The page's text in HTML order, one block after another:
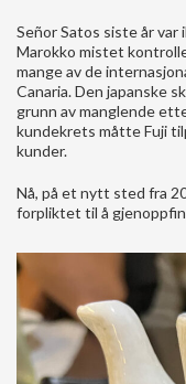
Señor Satos siste år var
Marokko mistet
mange av de
Canaria. Den japanske
grunn av manglende
kundekrets måtte Fuji
kunder.
Nå, på et nytt sted fra
forpliktet til å